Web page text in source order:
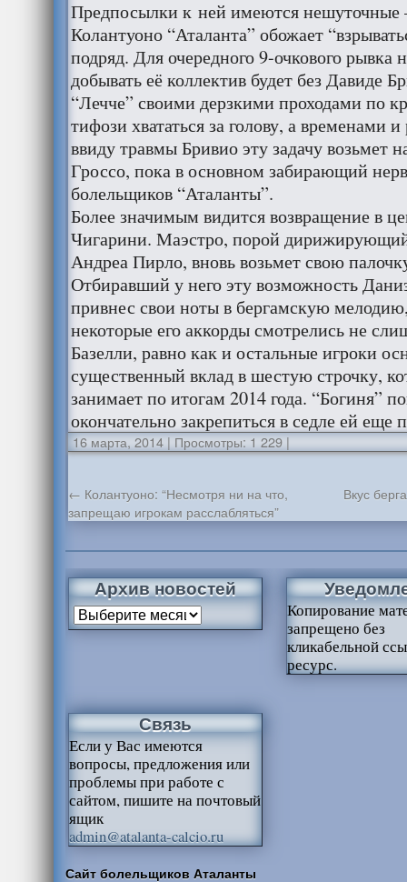
Предпосылки к ней имеются нешуточные
Колантуоно “Аталанта” обожает
подряд. Для очередного 9-очкового рывка
добывать её коллектив будет без Давиде
“Лечче” своими дерзкими проходами по
тифози хвататься за голову, а временами
ввиду травмы Бривио эту задачу возьмет
Гроссо, пока в основном забирающий
болельщиков “Аталанты”.
Более значимым видится возвращение в
Чигарини. Маэстро, порой дирижирующий
Андреа Пирло, вновь возьмет свою
Отбиравший у него эту возможность
привнес свои ноты в бергамскую
некоторые его аккорды смотрелись не
Базелли, равно как и остальные игроки
существенный вклад в шестую строчку,
занимает по итогам 2014 года. “Богиня”
окончательно закрепиться в седле ей еще
16 марта, 2014 | Просмотры: 1 229|
← Колантуоно: “Несмотря ни на что,
запрещаю игрокам расслабляться”
Вкус
Архив новостей
Копирование
запрещено без
кликабельной
ресурс.
Связь
Если у Вас имеются
вопросы, предложения или
проблемы при работе с
сайтом, пишите на почтовый
ящик
admin@atalanta-calcio.ru
Сайт болельщиков Аталанты